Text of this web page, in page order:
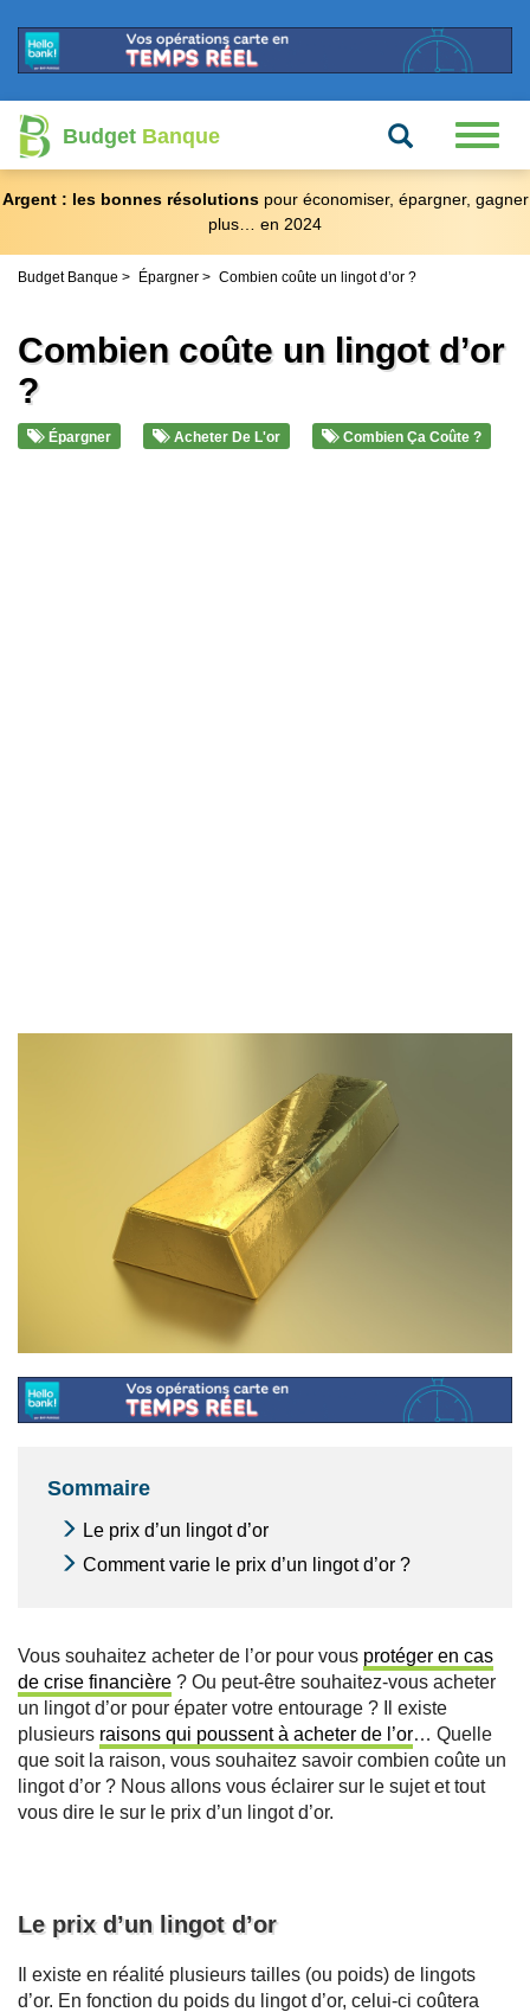
Budget Banque Recherche
Argent : les bonnes résolutionspour économiser, épargner, gagner
plus… en 2024
Budget Banque Épargner Combien coûte un lingot d’or ?
Combien coûte un lingot d’or
?
Épargner Acheter De L'or Combien Ça Coûte ?
Sommaire
Le prix d’un lingot d’or
Comment varie le prix d’un lingot d’or ?
Vous souhaitez acheter de l’or pour vous protéger en cas
de crise financière ? Ou peut-être souhaitez-vous acheter
un lingot d’or pour épater votre entourage ? Il existe
plusieurs raisons qui poussent à acheter de l’or… Quelle
que soit la raison, vous souhaitez savoir combien coûte un
lingot d’or ? Nous allons vous éclairer sur le sujet et tout
vous dire le sur le prix d’un lingot d’or.
Le prix d’un lingot d’or
Il existe en réalité plusieurs tailles (ou poids) de lingots
d’or. En fonction du poids du lingot d’or, celui-ci coûtera